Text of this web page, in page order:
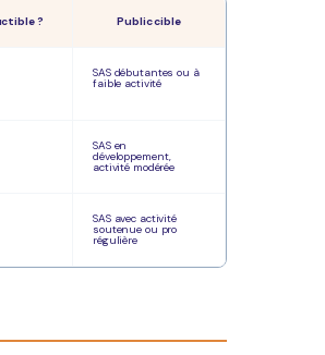
? Public cible
SAS débutantes ou à
faible activité
SAS en
développement,
activité modérée
SAS avec activité
soutenue ou pro
régulière